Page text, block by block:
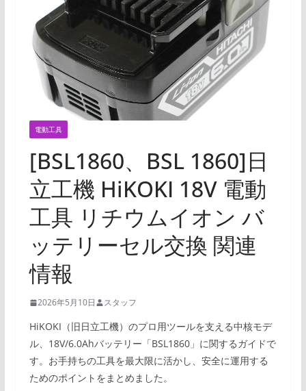
電動工具
[BSL1860、BSL 1860]日
立工機 HiKOKI 18V 電動
工具 リチウムイオン バ
ッテリーセル交換 関連
情報
2026年5月10日 スタッフ
HiKOKI（旧日立工機）のプロ用ツールを支える中核モデ
ル、18V/6.0Ahバッテリー「BSL1860」に関するガイドで
す。お手持ちの工具を最大限に活かし、安全に運用する
ためのポイントをまとめました。